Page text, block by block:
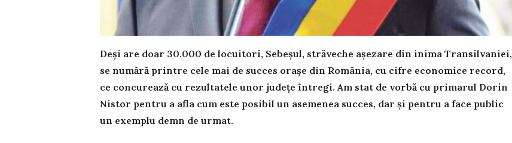
Deși are doar 30.000 de locuitori, Se­be­șul, străveche așezare din inima Tran­sil­vaniei,
se numără printre cele mai de succes orașe din România, cu cifre economice re­cord,
ce concurează cu rezultatele unor județe întregi. Am stat de vorbă cu primarul Dorin
Nistor pentru a afla cum este posibil un asemenea succes, dar și pentru a face public
un exemplu demn de urmat.